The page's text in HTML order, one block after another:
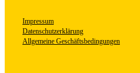
Impressum
Datenschutzerklärung
Allgemeine Geschäftsbedingungen